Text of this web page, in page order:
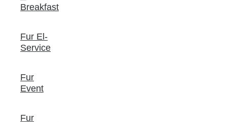
Breakfast
Fur El-
Service
Fur
Event
Fur